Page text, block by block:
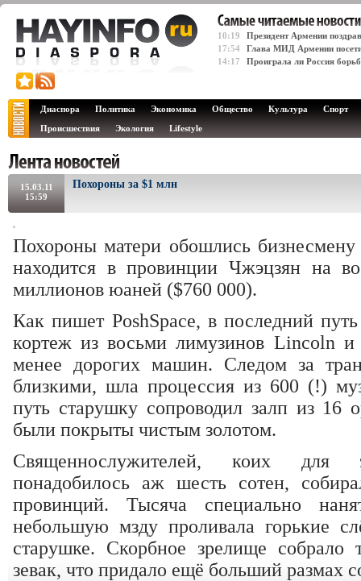
10:19
Президент Армении
17:54
Глава МИД Армении
14:17
Проиграла ли Россия
Диаспора Политика Экономика Общество Культура
Спорт
Происшествия
Экология Lifestyle
15.03.11
15:59
Похороны за $1 млн
Похороны матери обошлись бизнесмену
находится в провинции Чжэцзян на
миллионов юаней ($760 000).
Как пишет PoshSpace, в последний
кортеж из восьми лимузинов Lincoln и
менее дорогих машин. Следом за
близкими, шла процессия из 600 (!)
путь старушку сопроводил залп из 16
были покрыты чистым золотом.
Священнослужителей, коих для
понадобилось аж шесть сотен,
провинций. Тысяча специально
небольшую мзду проливала горькие
старушке. Скорбное зрелище собрало
зевак, что придало ещё больший размах